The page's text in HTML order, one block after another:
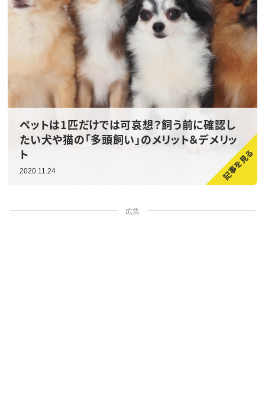
ペットは1匹だけでは可哀想？飼う前に確認し
たい犬や猫の「多頭飼い」のメリット＆デメリッ
ト
2020.11.24
広告